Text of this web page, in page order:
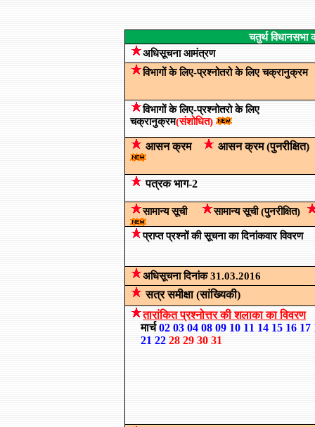
चतुर्थ विधानसभा
अधिसूचना आमंत्रण
विभागों के लिए-प्रश्नोतरो के लिए चक्रानुक्रम
विभागों के लिए-प्रश्नोतरो के लिए
चक्रानुक्रम(संशोधित)
आसन क्रम आसन क्रम (पुनरीक्षित)
पत्रक भाग-2
सामान्य सूची सामान्य सूची(पुनरीक्षित)
प्राप्त प्रश्नों की सूचना का दिनांकवार विवरण
अधिसूचना दिनांक31.03.2016
सत्र समीक्षा (सांख्यिकी)
तारांकित प्रश्नोत्तर की शलाका का विवरण
मार्च02 03 04 08 09 10 11 14 15 16 17
21 22 28 29 30 31